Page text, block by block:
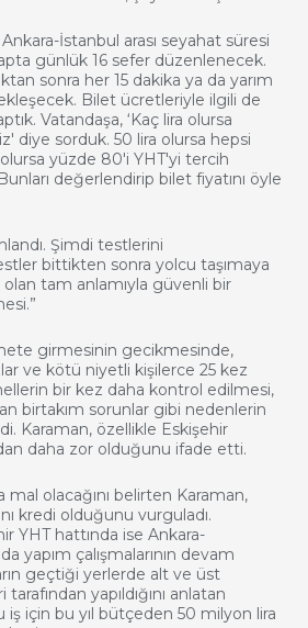
İstanbul arası seyahat süresi
günlük 16 sefer düzenlenecek.
sonra her 15 dakika ya da yarım
Bilet ücretleriyle ilgili de
Vatandaşa, ‘Kaç lira olursa
diye sorduk. 50 lira olursa hepsi
yüzde 80'i YHT'yi tercih
değerlendirip bilet fiyatını öyle
Şimdi testlerini
bittikten sonra yolcu taşımaya
olan tam anlamıyla güvenli bir
girmesinin gecikmesinde,
ve kötü niyetli kişilerce 25 kez
bir kez daha kontrol edilmesi,
birtakım sorunlar gibi nedenlerin
Karaman, özellikle Eskişehir
daha zor olduğunu ifade etti.
mal olacağını belirten Karaman,
kredi olduğunu vurguladı.
YHT hattında ise Ankara-
yapım çalışmalarının devam
geçtiği yerlerde alt ve üst
yapıldığını anlatan
iş için bu yıl bütçeden 50 milyon lira